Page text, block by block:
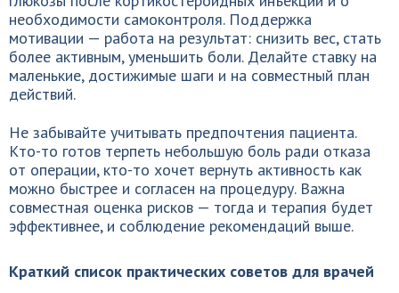
необходимости самоконтроля. Поддержка
мотивации — работа на результат: снизить вес, стать
более активным, уменьшить боли. Делайте ставку на
маленькие, достижимые шаги и на совместный план
действий.
Не забывайте учитывать предпочтения пациента.
Кто-то готов терпеть небольшую боль ради отказа
от операции, кто-то хочет вернуть активность как
можно быстрее и согласен на процедуру. Важна
совместная оценка рисков — тогда и терапия будет
эффективнее, и соблюдение рекомендаций выше.
Краткий список практических советов для врачей